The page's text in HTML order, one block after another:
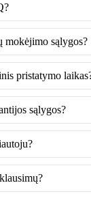
mokėjimo sąlygos?
pristatymo
sąlygos?